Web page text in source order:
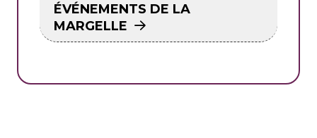
ÉVÉNEMENTS DE LA
MARGELLE